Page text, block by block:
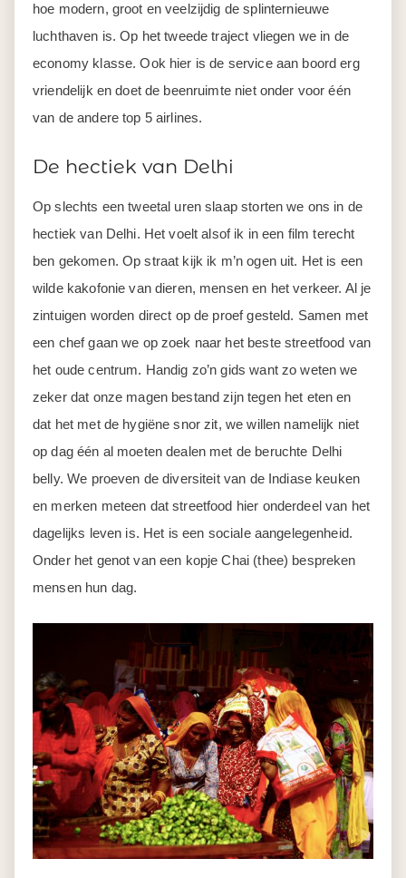
hoe modern, groot en veelzijdig de splinternieuwe
luchthaven is. Op het tweede traject vliegen we in de
economy klasse. Ook hier is de service aan boord erg
vriendelijk en doet de beenruimte niet onder voor één
van de andere top 5 airlines.
De hectiek van Delhi
Op slechts een tweetal uren slaap storten we ons in de
hectiek van Delhi. Het voelt alsof ik in een film terecht
ben gekomen. Op straat kijk ik m’n ogen uit. Het is een
wilde kakofonie van dieren, mensen en het verkeer. Al je
zintuigen worden direct op de proef gesteld. Samen met
een chef gaan we op zoek naar het beste streetfood van
het oude centrum. Handig zo’n gids want zo weten we
zeker dat onze magen bestand zijn tegen het eten en
dat het met de hygiëne snor zit, we willen namelijk niet
op dag één al moeten dealen met de beruchte Delhi
belly. We proeven de diversiteit van de Indiase keuken
en merken meteen dat streetfood hier onderdeel van het
dagelijks leven is. Het is een sociale aangelegenheid.
Onder het genot van een kopje Chai (thee) bespreken
mensen hun dag.